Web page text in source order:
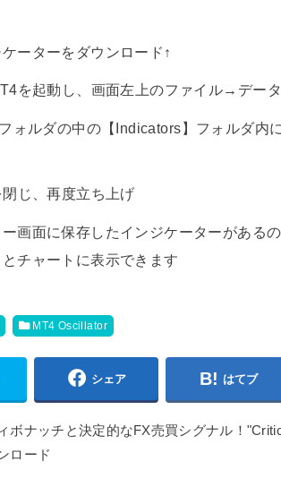
ーターをダウンロード↑
を起動し、画面左上のファイル→デー
フォルダの中の【Indicators】フォルダ内
じ、再度立ち上げ
画面に保存したインジケーターがある
チャートに表示できます
MT4 Oscillator
シェア はてブ
ボナッチと決定的なFX売買シグナル！
ロード